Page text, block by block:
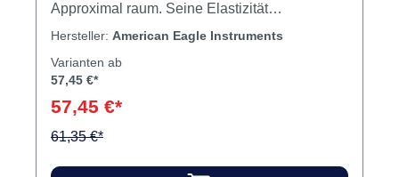
Approximal raum. Seine Elastizität
gewährleistet die optimale Anpassung. Inhalt
Hersteller: American Eagle Instruments
Varianten ab
57,45 €*
57,45 €*
61,35 €*